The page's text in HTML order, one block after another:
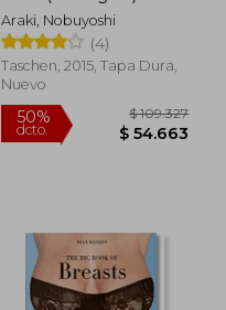
dcto. $
Araki, Nobuyoshi
(4)
Taschen, 2015, Tapa Dura,
Nuevo